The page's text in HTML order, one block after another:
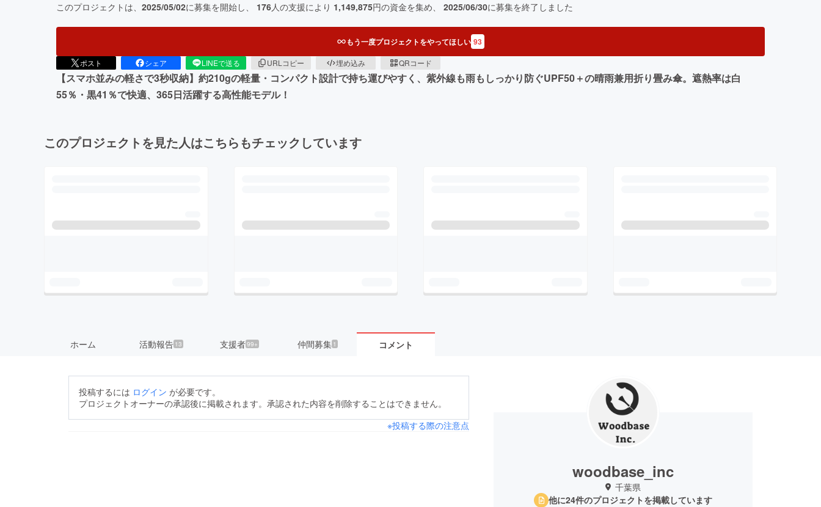
このプロジェクトは、 2025/05/02に募集を開始し、 176人の支援により 1,149,875円の資金を集め、 2025/06/30に募集を終了しました
もう一度プロジェクトをやってほしい 93
ポスト シェア LINEで送る URLコピー 埋め込み QRコード
【スマホ並みの軽さで3秒収納】約210gの軽量・コンパクト設計で持ち運びやすく、紫外線も雨もしっかり防ぐUPF50＋の晴雨兼用折り畳み傘。遮熱率は白
55％・黒41％で快適、365日活躍する高性能モデル！
このプロジェクトを見た人はこちらもチェックしています
ホーム 活動報告 13 支援者99+ 仲間募集 1 コメント
投稿するには ログイン が必要です。
プロジェクトオーナーの承認後に掲載されます。承認された内容を削除することはできません。
※投稿する際の注意点
woodbase_inc
千葉県
他に24件のプロジェクトを掲載しています